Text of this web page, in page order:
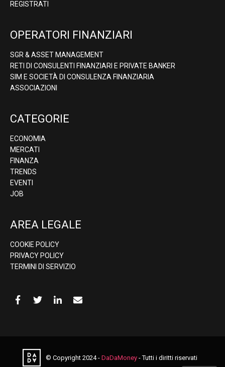
REGISTRATI
OPERATORI FINANZIARI
SGR & ASSET MANAGEMENT
RETI DI CONSULENTI FINANZIARI E PRIVATE BANKER
SIM E SOCIETÀ DI CONSULENZA FINANZIARIA
ASSOCIAZIONI
CATEGORIE
ECONOMIA
MERCATI
FINANZA
TRENDS
EVENTI
JOB
AREA LEGALE
COOKIE POLICY
PRIVACY POLICY
TERMINI DI SERVIZIO
© Copyright 2024 -DaDaMoney - Tutti i diritti riservati